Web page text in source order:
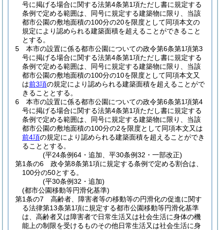
号に掲げる場合に関する法第4条第1項ただし書に規定する
条例で定める範囲は、同号に規定する建築物に限り、当該
都市公園の敷地面積の100分の20を限度として同項本文の
規定により認められる建築面積を超えることができること
とする。
5
本市の設置に係る都市公園についての政令第6条第1項第3
号に掲げる場合に関する法第4条第1項ただし書に規定する
条例で定める範囲は、同号に規定する建築物に限り、当該
都市公園の敷地面積の100分の10を限度として同項本文又
は前3項の規定により認められる建築面積を超えることがで
きることとする。
6
本市の設置に係る都市公園についての政令第6条第1項第4
号に掲げる場合に関する法第4条第1項ただし書に規定する
条例で定める範囲は、同号に規定する建築物に限り、当該
都市公園の敷地面積の100分の2を限度として同項本文又は
前4項の規定により認められる建築面積を超えることができ
ることとする。
(平24条例64・追加、平30条例32・一部改正)
第1条の6
政令第8条第1項に規定する条例で定める割合は、
100分の50とする。
(平30条例32・追加)
(都市公園移動等円滑化基準)
第1条の7
高齢者、障害者等の移動等の円滑化の促進に関す
る法律第13条第1項に規定する都市公園移動等円滑化基準
は、高齢者又は障害者で日常生活又は社会生活に身体の機
能上の制限を受けるものその他日常生活又は社会生活に身